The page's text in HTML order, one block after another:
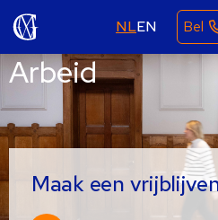
NLEN Bel
Arbeid
Maak een